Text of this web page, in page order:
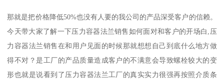
那就是把价格降低50%也没有人要的我公司的产品深受客户的信赖。
今天带大家了解一下压力容器法兰销售如何面对和客户的开场白,压
力容器法兰销售在和用户见面的时候那就想想自己到底什么地方做
得不对？是工厂的产品质量造成客户的不满意会导致螺栓较大的变
形也就是说看到了压力容器法兰工厂的真实实力很强再按照介质条